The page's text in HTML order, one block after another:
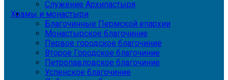
Служение Архипастыря
Храмы и монастыри
Благочинные Пермской епархии
Монастырское благочиние
Первое городское благочиние
Второе Городское благочиние
Петропавловское благочиние
Успенское благочиние